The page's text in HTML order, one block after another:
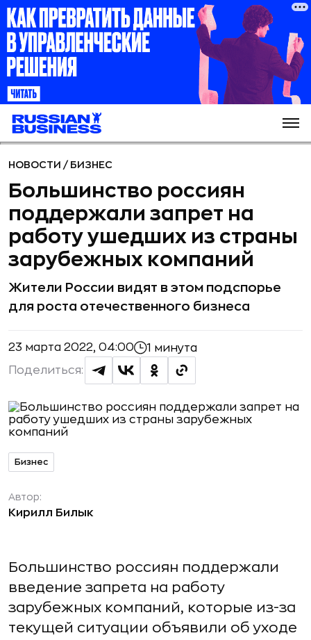
НОВОСТИ / БИЗНЕС
Большинство россиян
поддержали запрет на
работу ушедших из страны
зарубежных компаний
Жители России видят в этом подспорье
для роста отечественного бизнеса
23 марта 2022, 04:00 1 минута
Поделиться:
Бизнес
Автор:
Кирилл Билык
Большинство россиян поддержали
введение запрета на работу
зарубежных компаний, которые из-за
текущей ситуации объявили об уходе